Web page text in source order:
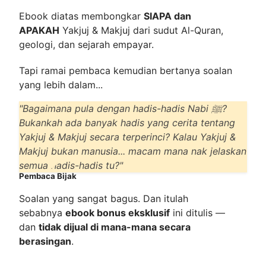
Ebook diatas membongkar SIAPA dan
APAKAH Yakjuj & Makjuj dari sudut Al-Quran,
geologi, dan sejarah empayar.
Tapi ramai pembaca kemudian bertanya soalan
yang lebih dalam...
"Bagaimana pula dengan hadis-hadis Nabi ﷺ?
Bukankah ada banyak hadis yang cerita tentang
Yakjuj & Makjuj secara terperinci? Kalau Yakjuj &
Makjuj bukan manusia... macam mana nak jelaskan
semua hadis-hadis tu?"
Pembaca Bijak
Soalan yang sangat bagus. Dan itulah
sebabnya ebook bonus eksklusif ini ditulis —
dan tidak dijual di mana-mana secara
berasingan.